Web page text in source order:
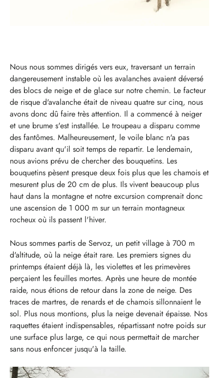
Nous nous sommes dirigés vers eux, traversant un terrain
dangereusement instable où les avalanches avaient déversé
des blocs de neige et de glace sur notre chemin. Le facteur
de risque d'avalanche était de niveau quatre sur cinq, nous
avons donc dû faire très attention. Il a commencé à neiger
et une brume s'est installée. Le troupeau a disparu comme
des fantômes. Malheureusement, le voile blanc n'a pas
disparu avant qu'il soit temps de repartir. Le lendemain,
nous avions prévu de chercher des bouquetins. Les
bouquetins pèsent presque deux fois plus que les chamois et
mesurent plus de 20 cm de plus. Ils vivent beaucoup plus
haut dans la montagne et notre excursion comprenait donc
une ascension de 1 000 m sur un terrain montagneux
rocheux où ils passent l'hiver.
Nous sommes partis de Servoz, un petit village à 700 m
d'altitude, où la neige était rare. Les premiers signes du
printemps étaient déjà là, les violettes et les primevères
perçaient les feuilles mortes. Après une heure de montée
raide, nous étions de retour dans la zone de neige. Des
traces de martres, de renards et de chamois sillonnaient le
sol. Plus nous montions, plus la neige devenait épaisse. Nos
raquettes étaient indispensables, répartissant notre poids sur
une surface plus large, ce qui nous permettait de marcher
sans nous enfoncer jusqu'à la taille.